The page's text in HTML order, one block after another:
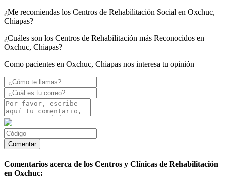
¿Me recomiendas los Centros de Rehabilitación Social en Oxchuc,
Chiapas?
¿Cuáles son los Centros de Rehabilitación más Reconocidos en
Oxchuc, Chiapas?
Como pacientes en Oxchuc, Chiapas nos interesa tu opinión
Comentarios acerca de los Centros y Clínicas de Rehabilitación
en Oxchuc: